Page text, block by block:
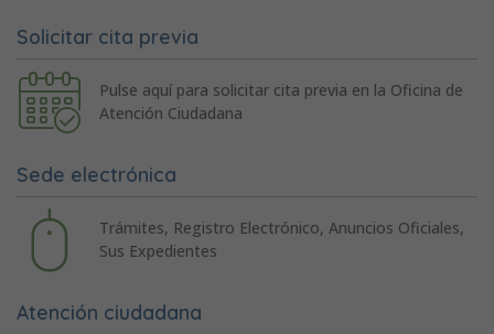
Solicitar cita previa
Pulse aquí para solicitar cita previa en la Oficina de
Atención Ciudadana
Sede electrónica
Trámites, Registro Electrónico, Anuncios Oficiales,
Sus Expedientes
Atención ciudadana